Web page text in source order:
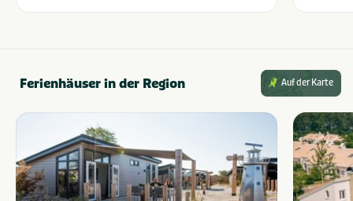
Ferienhäuser in der Region Auf der Karte